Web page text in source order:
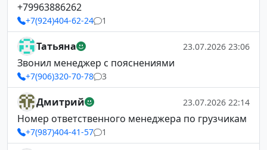
+79963886262
+7(924)404-62-24 1
Татьяна 23.07.2026 23:06
Звонил менеджер с пояснениями
+7(906)320-70-78 3
Дмитрий 23.07.2026 22:14
Номер ответственного менеджера по грузчикам
+7(987)404-41-57 1